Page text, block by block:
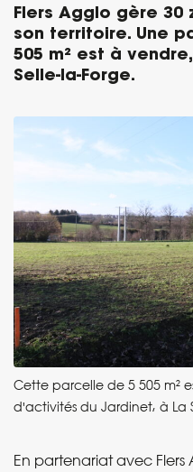
Flers Agglo gère 30
son territoire. Une
505 m² est à
Selle-la-Forge.
Cette parcelle de 5 505 m²
d'activités du Jardinet, à La
En partenariat avec Flers